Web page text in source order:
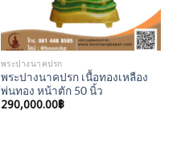
พระปางนาคปรก
พระปางนาคปรก เนื้อทองเหลือง
พ่นทอง หน้าตัก 50 นิ้ว
290,000.00฿